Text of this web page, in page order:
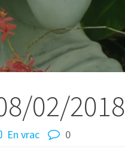
02/2018
En vrac 0